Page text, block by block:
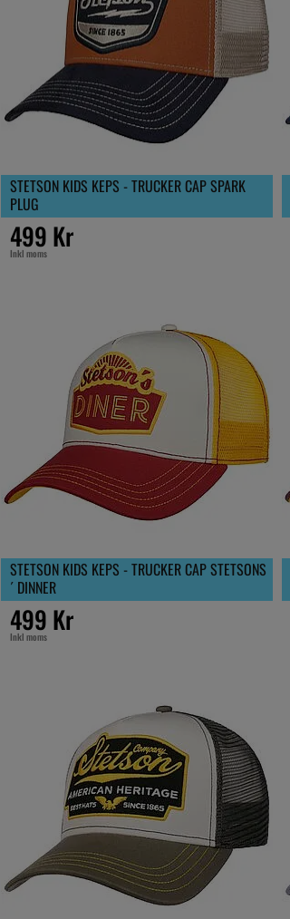
STETSON KIDS KEPS - TRUCKER CAP SPARK
PLUG
499 Kr
Inkl moms
STETSON KIDS KEPS - TRUCKER CAP STETSONS
´ DINNER
499 Kr
Inkl moms